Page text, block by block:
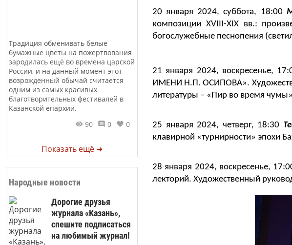
Традиция обменивать белые
бумажные цветы на пожертвования
зародилась ещё во времена царской
России, и на данный момент этот
возрожденный обычай считается
одним из самых красивых
благотворительных фестивалей в
Казанской епархии.
90
0 0
Показать ещё ➜
Народные новости
Дорогие друзья
журнала «Казань»,
спешите подписаться
на любимый журнал!
20 января 2024, суббота, 18:00
композиции XVIII-XIX вв.:
богослужебные песнопения
21 января 2024, воскресенье,
ИМЕНИ Н.П. ОСИПОВА».
литературы – «Пир во время
25 января 2024, четверг, 18:30
клавирной «турнирности» эпохи
28 января 2024, воскресенье,
лекторий. Художественный